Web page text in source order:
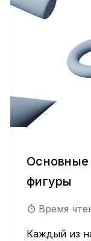
Основные
фигуры
Время
Каждый из